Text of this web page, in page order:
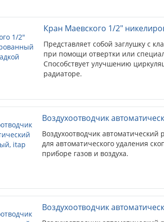
Кран Маевского 1/2"
Представляет собой заглушку с
при помощи отвертки или
Способствует улучшению
радиаторе.
Воздухоотводчик
Воздухоотводчик
для автоматического удаления
приборе газов и воздуха.
Воздухоотводчик